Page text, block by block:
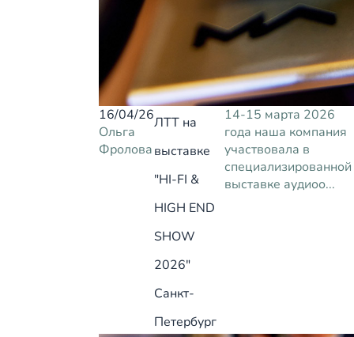
16/04/26
Ольга
Фролова
ЛТТ на
выставке
"HI-FI &
HIGH END
SHOW
2026"
Санкт-
Петербург
14-15 марта 2026
года наша компания
участвовала в
специализированной
выставке аудиоо...